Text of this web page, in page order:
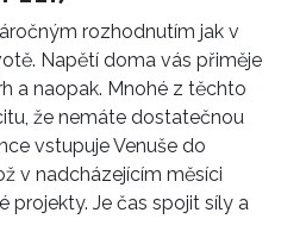
rozhodnutím jak v
Napětí doma vás přiměje
a naopak. Mnohé z těchto
že nemáte dostatečnou
vstupuje Venuše do
v nadcházejícím měsíci
projekty. Je čas spojit síly a